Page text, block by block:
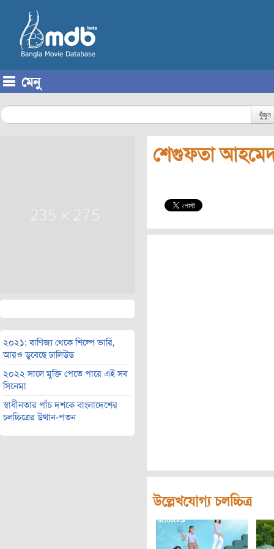
মেনু
খুঁজুন
২০২১: বাণিজ্য থেকে শিল্পে ভারি,
আরও ডুবেছে ঢালিউড
২০২২ সালে মুক্তি পেতে পারে এই সব
সিনেমা
স্বাধীনতার পাঁচ দশকে বাংলাদেশের
চলচ্চিত্রের উত্থান-পতন
শেগুফতা আহমেদ
উল্লেখযোগ্য চলচ্চিত্র